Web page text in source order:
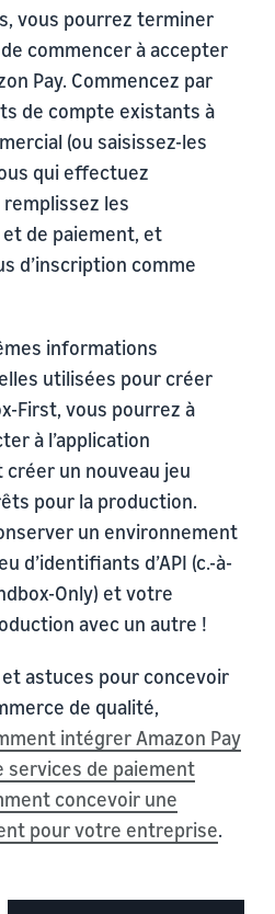
vous pourrez terminer
commencer à accepter
Pay. Commencez par
de compte existants à
(ou saisissez-les
qui effectuez
remplissez les
de paiement, et
d’inscription comme
informations
utilisées pour créer
First, vous pourrez à
à l’application
un nouveau jeu
pour la production.
un environnement
d’identifiants d’API (c.-à-
Only) et votre
avec un autre !
astuces pour concevoir
de qualité,
intégrer Amazon Pay
de paiement
concevoir une
pour votre entreprise.